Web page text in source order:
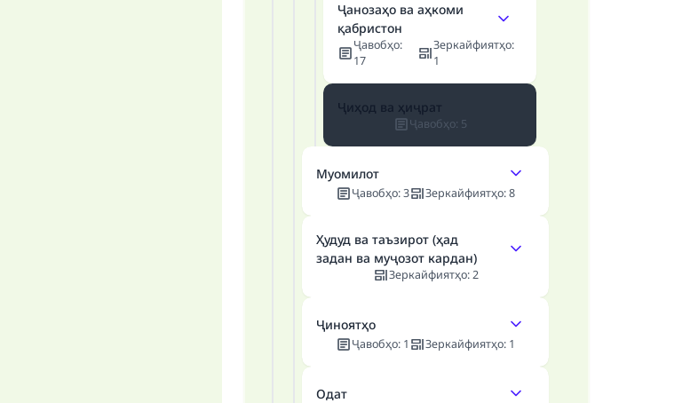
Ҷанозаҳо ва аҳкоми
қабристон
Ҷавобҳо:
17
Зеркайфиятҳо:
1
Ҷиҳод ва ҳиҷрат
Ҷавобҳо: 5
Муомилот
Ҷавобҳо:3 Зеркайфиятҳо:8
Ҳудуд ва таъзирот (ҳад
задан ва муҷозот кардан)
Зеркайфиятҳо: 2
Ҷиноятҳо
Ҷавобҳо: 1 Зеркайфиятҳо: 1
Одат